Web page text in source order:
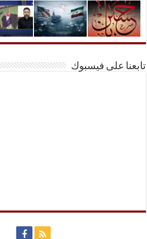
تابعنا على فيسبوك